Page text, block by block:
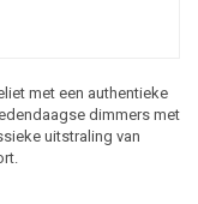
met een authentieke
dimmers met
uitstraling van